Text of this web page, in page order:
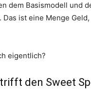
dem Basismodell und
Das ist eine Menge
eigentlich?
trifft den Sweet